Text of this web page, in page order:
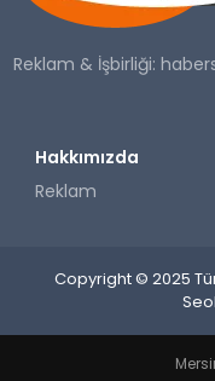
Reklam & İşbirliği:
Hakkımızda
Reklam
Copyright © 2025